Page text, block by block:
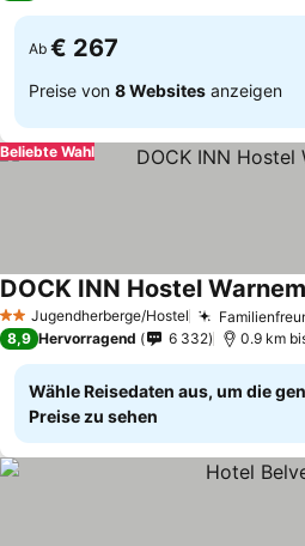
Ab € 267
Preise von 8 Websites anzeigen
Beliebte Wahl
2 SterneJugendherberge/Hostel
DOCK INN Hostel
8,9 Hervorragend 6 332 0.9 km
Wähle Reisedaten aus, um die
Preise zu sehen